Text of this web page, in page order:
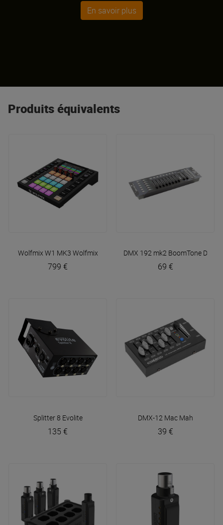
En savoir plus
Produits équivalents
Wolfmix W1 MK3 Wolfmix
799 €
DMX 192 mk2 BoomTone DJ
69 €
Splitter 8 Evolite
135 €
DMX-12 Mac Mah
39 €